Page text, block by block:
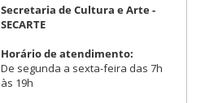
Secretaria de Cultura e Arte -
SECARTE
Horário de atendimento:
De segunda a sexta-feira das 7h
às 19h